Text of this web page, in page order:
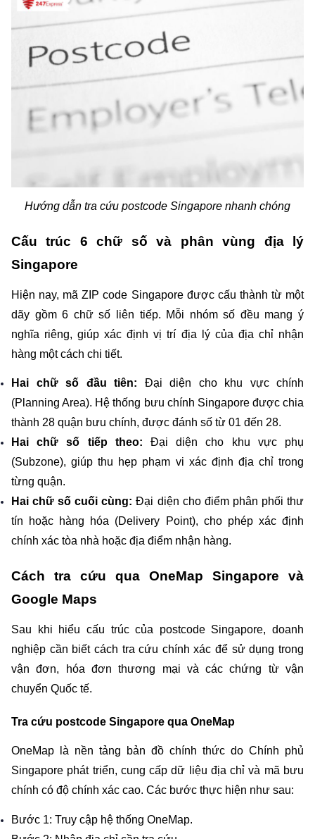
Hướng dẫn tra cứu postcode Singapore nhanh chóng
Cấu trúc 6 chữ số và phân vùng địa lý
Singapore
Hiện nay, mã ZIP code Singapore được cấu thành từ một
dãy gồm 6 chữ số liên tiếp. Mỗi nhóm số đều mang ý
nghĩa riêng, giúp xác định vị trí địa lý của địa chỉ nhận
hàng một cách chi tiết.
Hai chữ số đầu tiên: Đại diện cho khu vực chính
(Planning Area). Hệ thống bưu chính Singapore được chia
thành 28 quận bưu chính, được đánh số từ 01 đến 28.
Hai chữ số tiếp theo: Đại diện cho khu vực phụ
(Subzone), giúp thu hẹp phạm vi xác định địa chỉ trong
từng quận.
Hai chữ số cuối cùng: Đại diện cho điểm phân phối thư
tín hoặc hàng hóa (Delivery Point), cho phép xác định
chính xác tòa nhà hoặc địa điểm nhận hàng.
Cách tra cứu qua OneMap Singapore và
Google Maps
Sau khi hiểu cấu trúc của postcode Singapore, doanh
nghiệp cần biết cách tra cứu chính xác để sử dụng trong
vận đơn, hóa đơn thương mại và các chứng từ vận
chuyển Quốc tế.
Tra cứu postcode Singapore qua OneMap
OneMap là nền tảng bản đồ chính thức do Chính phủ
Singapore phát triển, cung cấp dữ liệu địa chỉ và mã bưu
chính có độ chính xác cao. Các bước thực hiện như sau:
Bước 1: Truy cập hệ thống OneMap.